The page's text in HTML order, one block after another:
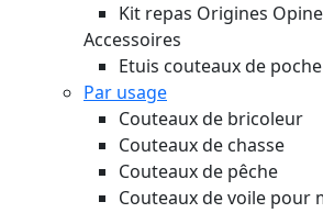
Kit repas Origines
Accessoires
Etuis couteaux de poche
Par usage
Couteaux de bricoleur
Couteaux de chasse
Couteaux de pêche
Couteaux de voile pour